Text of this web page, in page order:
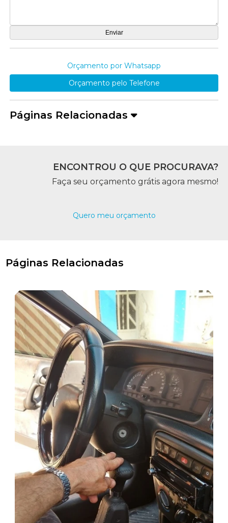
Orçamento por Whatsapp
Orçamento pelo Telefone
Páginas Relacionadas
ENCONTROU O QUE PROCURAVA?
Faça seu orçamento grátis agora mesmo!
Quero meu orçamento
Páginas Relacionadas